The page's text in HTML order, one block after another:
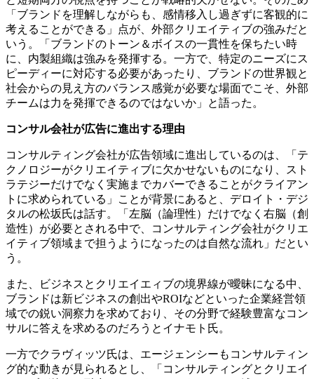
「ブランドを理解しながらも、感情移入し過ぎずに客観的に
考えることができる」点が、外部クリエイティブの強みだと
いう。「ブランドのトーン＆ボイスの一貫性を保ちたい時
に、内製組織は強みを発揮する。一方で、特定のニーズにス
ピーディーに対応する必要があったり、ブランドの世界観と
社会からの見え方のバランス感覚が必要な場面でこそ、外部
チームは力を発揮できるのではないか」と語った。
コンサル会社が広告に進出する理由
コンサルティング会社が広告領域に進出しているのは、「テ
クノロジーがクリエイティブに欠かせないものになり、スト
ラテジーだけでなく実施までカバーできることがクライアン
トに求められている」ことが背景にあると、デロイト・デジ
タルの松坂氏は話す。「左脳（論理性）だけでなく右脳（創
造性）が必要とされる中で、コンサルティング会社がクリエ
イティブ領域まで担うようになったのは自然な流れ」だとい
う。
また、ビジネスとクリエイエィブの境界線が曖昧になる中、
ブランドは新ビジネスの創出やROIなどといった企業経営領
域での鋭い洞察力を求めており、その分野で経験豊富なコン
サルに答えを求めるのだろうとイナモト氏。
一方でクラヴィッツ氏は、エージェンシーもコンサルティン
グ的な動きが見られるとし、「コンサルティングとクリエイ